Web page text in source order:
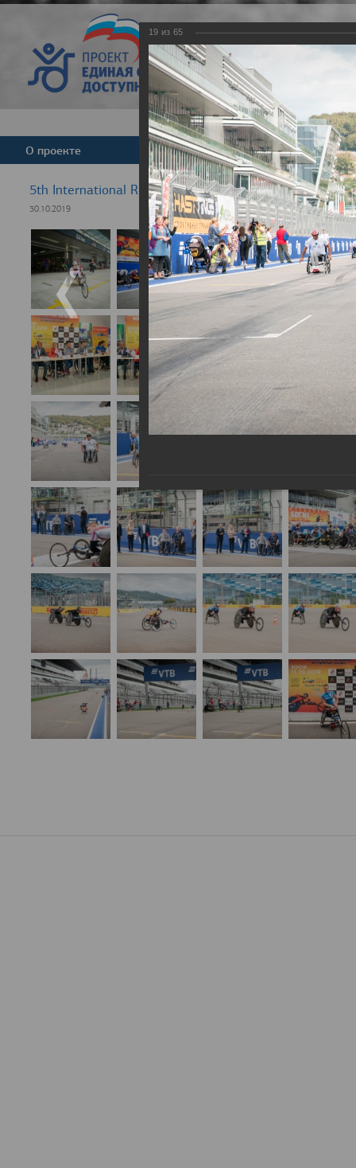
Версия для
О проекте Команда Новости
5th International Rezept-Sport Wheelchair Half
30.10.2019
19 из 65